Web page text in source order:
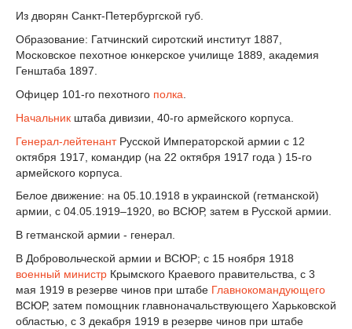
Из дворян Санкт-Петербургской губ.
Образование: Гатчинский сиротский институт 1887,
Московское пехотное юнкерское училище 1889, академия
Генштаба 1897.
Офицер 101-го пехотного полка
Начальник штаба дивизии, 40-го армейского корпуса.
Генерал-лейтенантРусской Императорской армии с 12
октября 1917, командир (на 22 октября 1917 года ) 15-го
армейского корпуса.
Белое движение: на 05.10.1918 в украинской (гетманской)
армии, с 04.05.1919–1920, во ВСЮР, затем в Русской армии.
В гетманской армии - генерал.
В Добровольческой армии и ВСЮР; с 15 ноября 1918
военный министр Крымского Краевого правительства, с 3
мая 1919 в резерве чинов при штабе Главнокомандующего
ВСЮР, затем помощник главноначальствующего Харьковской
областью, с 3 декабря 1919 в резерве чинов при штабе